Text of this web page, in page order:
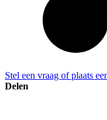
Stel een vraag of plaats
Delen